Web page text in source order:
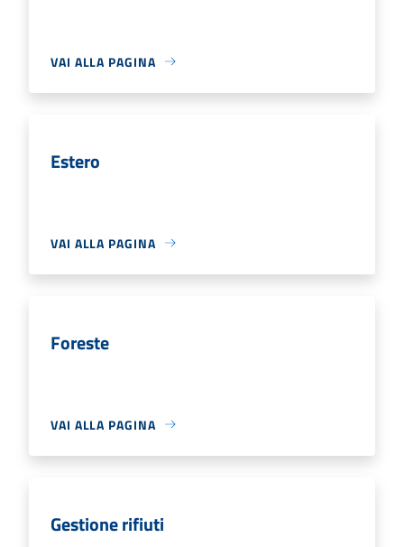
VAI ALLA PAGINA
Estero
VAI ALLA PAGINA
Foreste
VAI ALLA PAGINA
Gestione rifiuti